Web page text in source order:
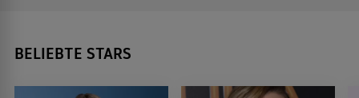
BELIEBTE STARS